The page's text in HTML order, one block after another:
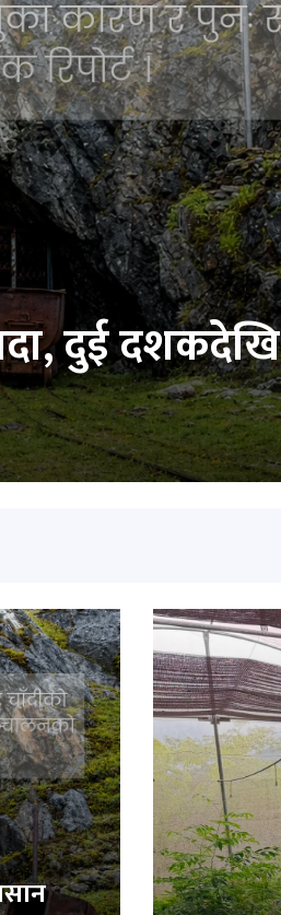
दुई दशकदेखि